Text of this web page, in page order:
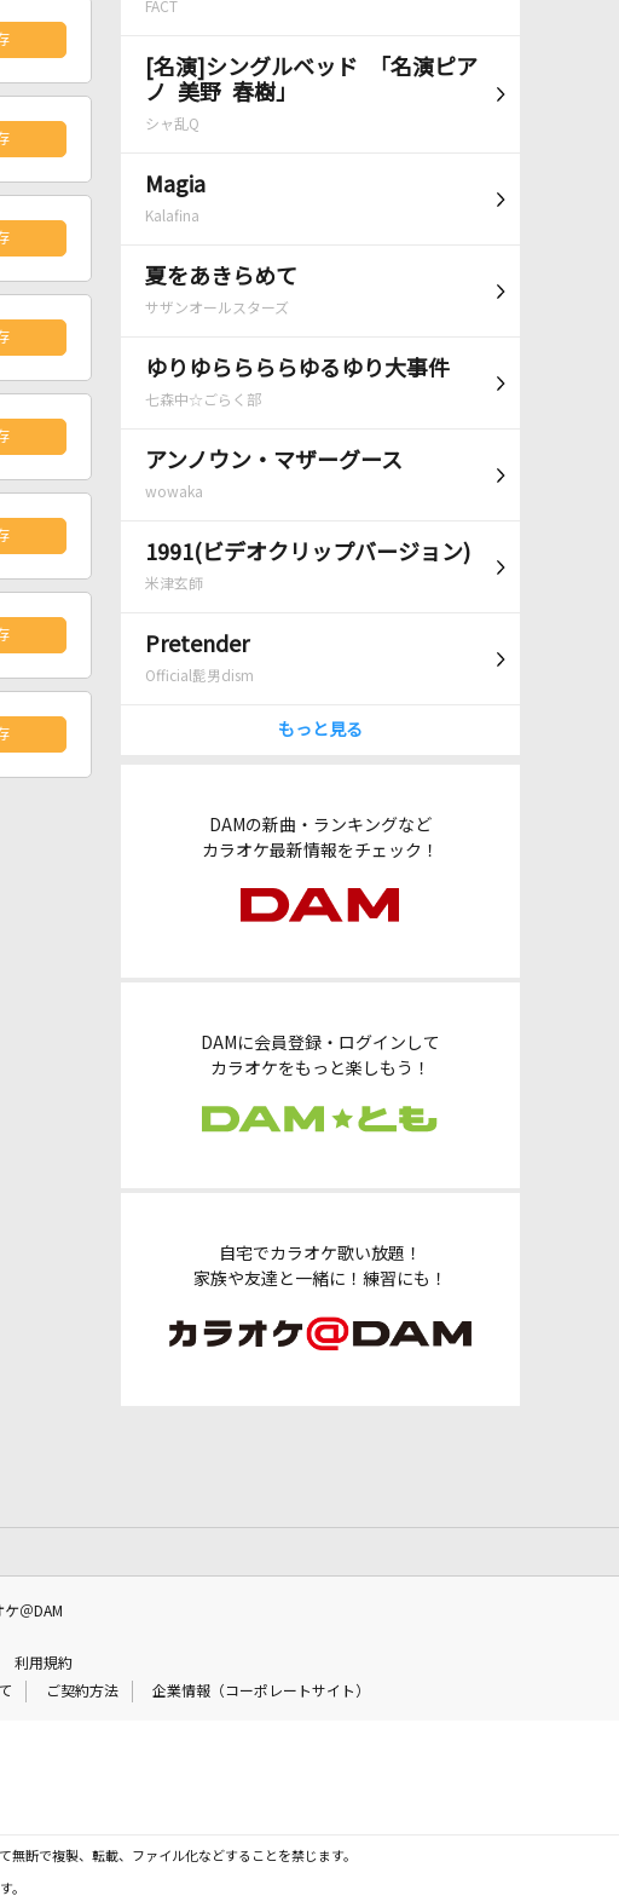
FACT
[名演]シングルベッド 「名演ピア
ノ 美野 春樹」
シャ乱Q
Magia
Kalafina
夏をあきらめて
サザンオールスターズ
ゆりゆららららゆるゆり大事件
七森中☆ごらく部
アンノウン・マザーグース
wowaka
1991(ビデオクリップバージョン)
米津玄師
Pretender
Official髭男dism
もっと見る
DAMの新曲・ランキングなど
カラオケ最新情報をチェック！
DAMに会員登録・ログインして
カラオケをもっと楽しもう！
自宅でカラオケ歌い放題！
家族や友達と一緒に！練習にも！
ケ＠DAM
利用規約
ご契約方法 企業情報（コーポレートサイト）
断で複製、転載、ファイル化などすることを禁じます。
。